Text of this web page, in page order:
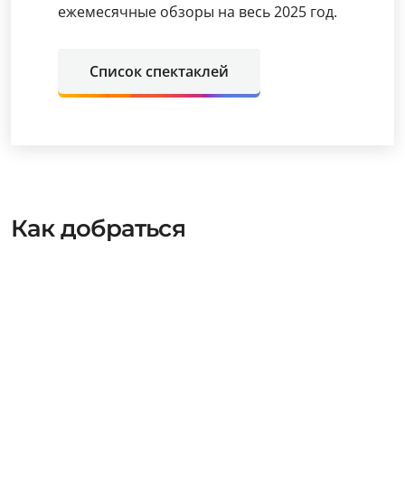
ежемесячные обзоры на весь 2025 год.
Список спектаклей
Как добраться